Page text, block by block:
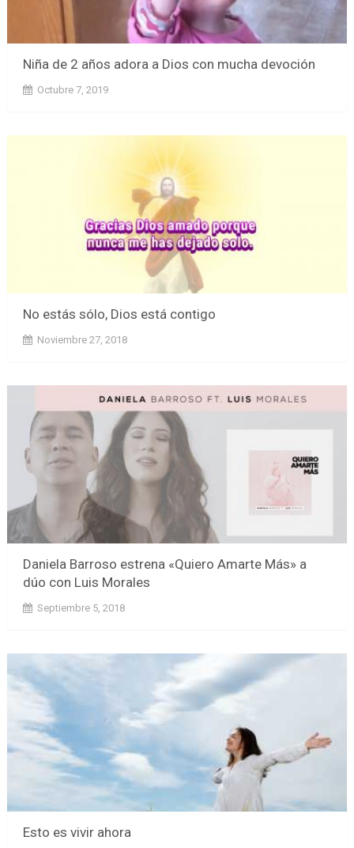
Niña de 2 años adora a Dios con mucha devoción
Octubre 7, 2019
No estás sólo, Dios está contigo
Noviembre 27, 2018
Daniela Barroso estrena «Quiero Amarte Más» a
dúo con Luis Morales
Septiembre 5, 2018
Esto es vivir ahora